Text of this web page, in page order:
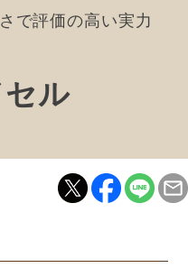
で評価の高い実力
ル